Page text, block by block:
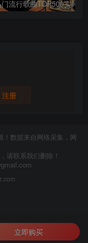
注册
！数据来自网络采集，网
请联系我们删除！
立即购买